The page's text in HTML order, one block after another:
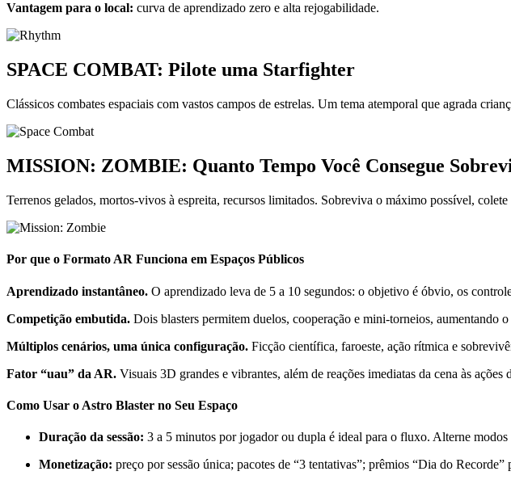
Vantagem para o local: curva de aprendizado zero e alta rejogabilidade.
SPACE COMBAT: Pilote uma Starfighter
Clássicos combates espaciais com vastos campos de estrelas. Um tema atemporal que agrada
MISSION: ZOMBIE: Quanto Tempo Você Consegue
Terrenos gelados, mortos-vivos à espreita, recursos limitados. Sobreviva o máximo possível,
Por que o Formato AR Funciona em Espaços Públicos
Aprendizado instantâneo. O aprendizado leva de 5 a 10 segundos: o objetivo é óbvio, os
Competição embutida. Dois blasters permitem duelos, cooperação e mini-torneios, aumentando
Múltiplos cenários, uma única configuração. Ficção científica, faroeste, ação rítmica e
Fator “uau” da AR. Visuais 3D grandes e vibrantes, além de reações imediatas da cena às
Como Usar o Astro Blaster no Seu Espaço
Duração da sessão: 3 a 5 minutos por jogador ou dupla é ideal para o fluxo. Alterne
Monetização: preço por sessão única; pacotes de “3 tentativas”; prêmios “Dia do